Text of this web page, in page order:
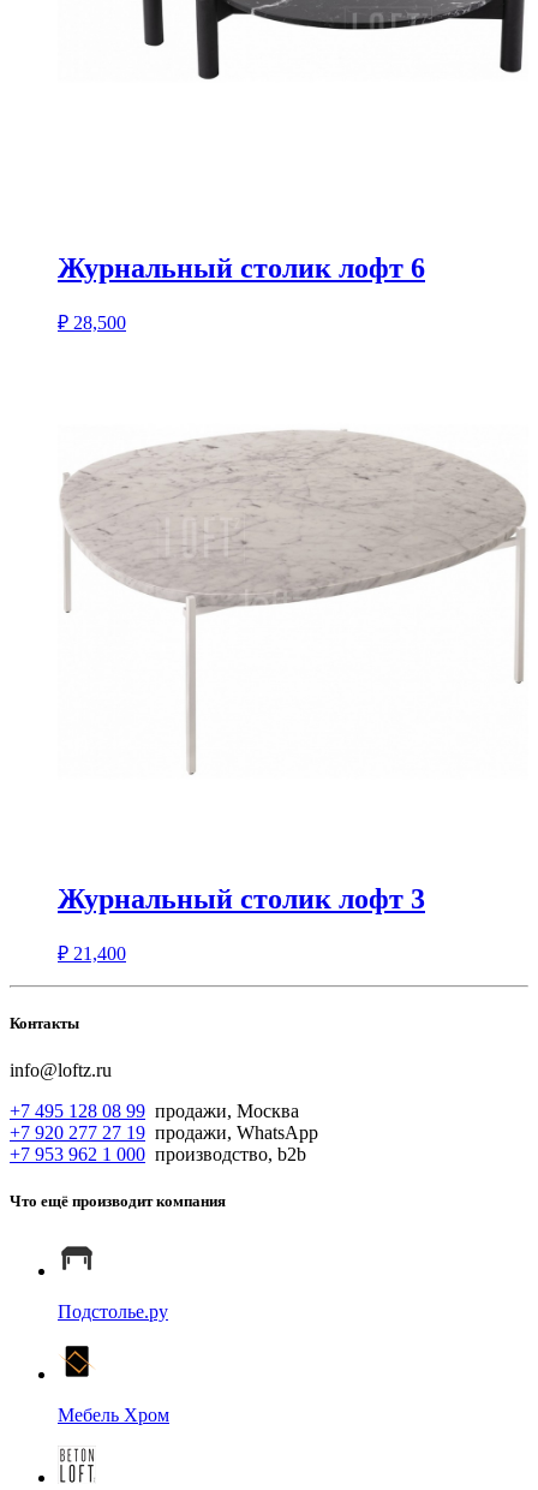
Журнальный столик лофт 6
₽ 28,500
Журнальный столик лофт 3
₽ 21,400
Контакты
info@loftz.ru
+7 495 128 08 99 продажи, Москва
+7 920 277 27 19 продажи, WhatsApp
+7 953 962 1 000 производство, b2b
Что ещё производит компания
Подстолье.ру
Мебель Хром